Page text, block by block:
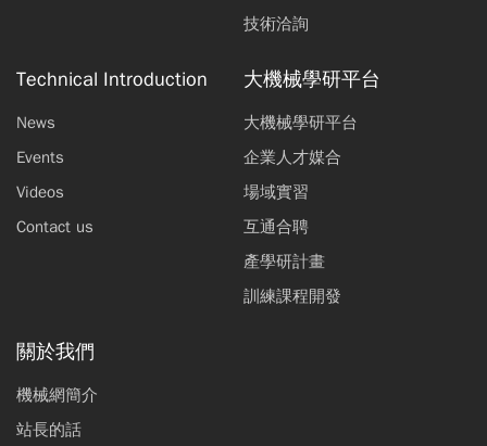
技術洽詢
Technical Introduction
News
Events
Videos
Contact us
大機械學研平台
大機械學研平台
企業人才媒合
場域實習
互通合聘
產學研計畫
訓練課程開發
關於我們
機械網簡介
站長的話